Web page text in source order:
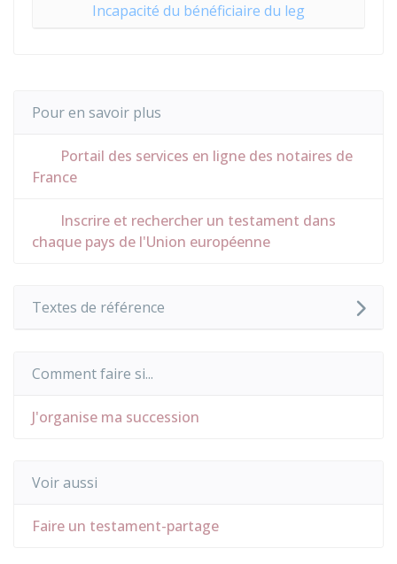
Incapacité du bénéficiaire du leg
Pour en savoir plus
Portail des services en ligne des notaires de
France
Inscrire et rechercher un testament dans
chaque pays de l'Union européenne
Textes de référence
Comment faire si...
J'organise ma succession
Voir aussi
Faire un testament-partage